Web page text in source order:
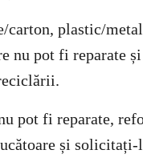
carton, plastic/
nu pot fi reparate
pot fi reparate,
și solicitați-